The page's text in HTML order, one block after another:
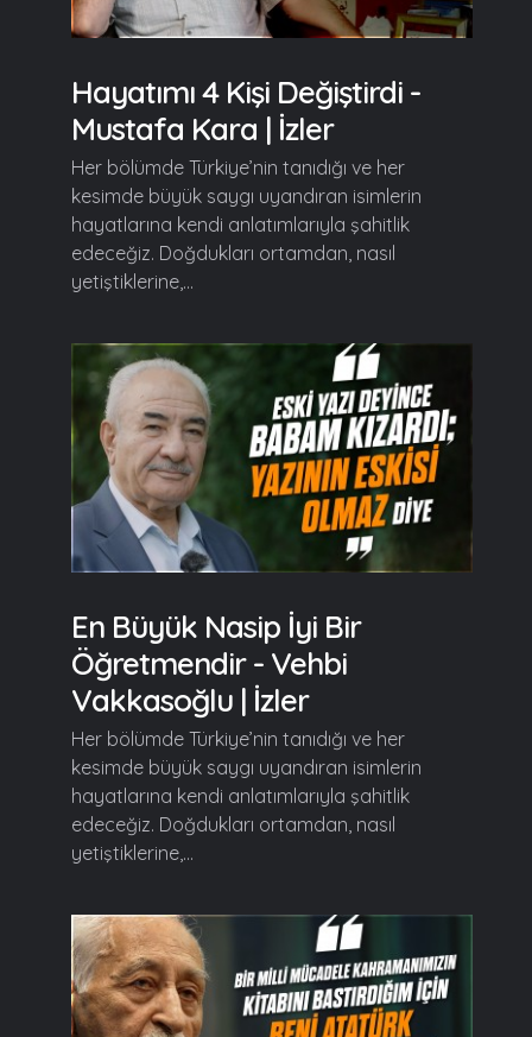
Hayatımı 4 Kişi Değiştirdi -
Mustafa Kara | İzler
Her bölümde Türkiye’nin tanıdığı ve her
kesimde büyük saygı uyandıran isimlerin
hayatlarına kendi anlatımlarıyla şahitlik
edeceğiz. Doğdukları ortamdan, nasıl
yetiştiklerine,...
En Büyük Nasip İyi Bir
Öğretmendir - Vehbi
Vakkasoğlu | İzler
Her bölümde Türkiye’nin tanıdığı ve her
kesimde büyük saygı uyandıran isimlerin
hayatlarına kendi anlatımlarıyla şahitlik
edeceğiz. Doğdukları ortamdan, nasıl
yetiştiklerine,...